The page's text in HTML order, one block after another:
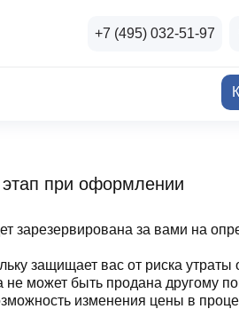
в коммерцию
для роста
Все акции
и скидки
Все акции
+7 (495) 032-51-97
при оформлении
зарезервирована за вами на
защищает вас от риска утраты
может быть продана другому
изменения цены в